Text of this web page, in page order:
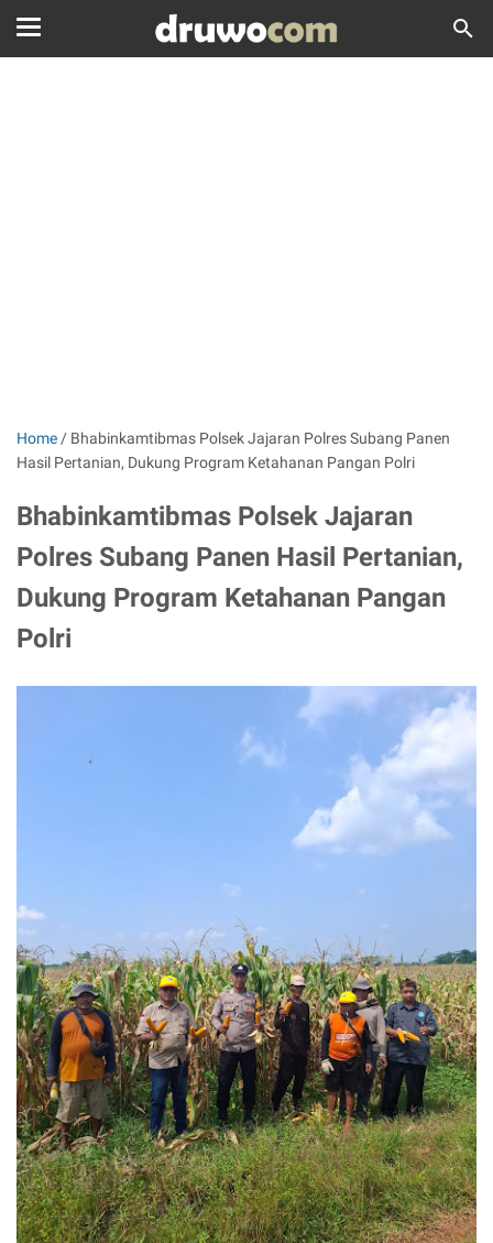
Home / Bhabinkamtibmas Polsek Jajaran Polres Subang Panen
Hasil Pertanian, Dukung Program Ketahanan Pangan Polri
Bhabinkamtibmas Polsek Jajaran
Polres Subang Panen Hasil Pertanian,
Dukung Program Ketahanan Pangan
Polri